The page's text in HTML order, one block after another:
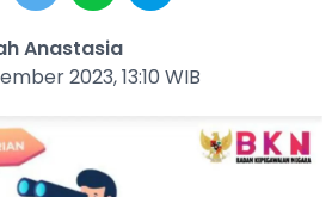
Anastasia
2023, 13:10 WIB